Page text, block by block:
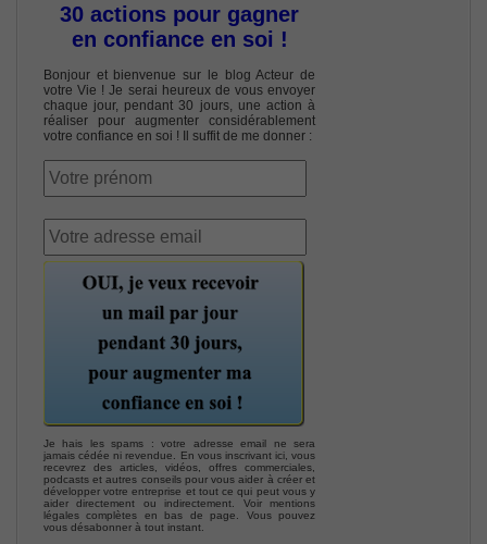
30 actions pour gagner
en confiance en soi !
Bonjour et bienvenue sur le blog Acteur de
votre Vie ! Je serai heureux de vous envoyer
chaque jour, pendant 30 jours, une action à
réaliser pour augmenter considérablement
votre confiance en soi ! Il suffit de me donner :
Je hais les spams : votre adresse email ne sera
jamais cédée ni revendue. En vous inscrivant ici, vous
recevrez des articles, vidéos, offres commerciales,
podcasts et autres conseils pour vous aider à créer et
développer votre entreprise et tout ce qui peut vous y
aider directement ou indirectement. Voir mentions
légales complètes en bas de page. Vous pouvez
vous désabonner à tout instant.